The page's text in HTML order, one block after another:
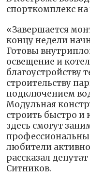
спорткомплекс
«Завершается
концу недели
Готовы
освещение и
благоустройству
строительству
подключением
Модульная
строить быстро и
здесь смогут
любители
рассказал
Ситников.